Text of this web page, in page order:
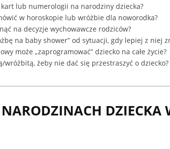
lub numerologii na narodziny dziecka?
w horoskopie lub wróżbie dla noworodka?
na decyzje wychowawcze rodziców?
na baby shower” od sytuacji, gdy lepiej z niej
może „zaprogramować” dziecko na całe życie?
wróżbitą, żeby nie dać się przestraszyć o dziecko?
DZIECKA